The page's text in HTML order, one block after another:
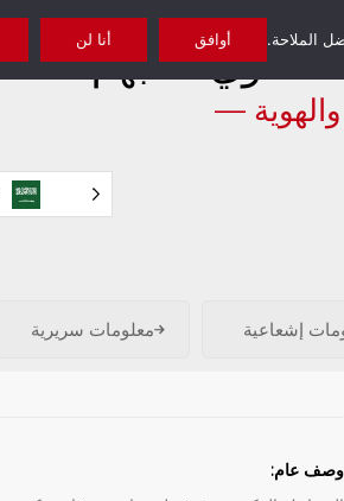
العلوي المبهم
—
إشعاعية معلومات سريرية
وصف عام:
أوافق أنا لن